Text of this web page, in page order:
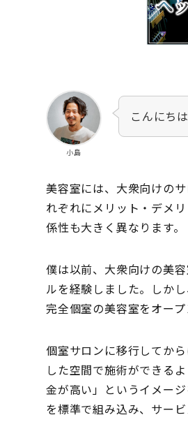
小島
こんにち
美容室には、大衆向けの
れぞれにメリット・デメ
係性も大きく異なります。
僕は以前、大衆向けの美
ルを経験しました。しか
完全個室の美容室をオープ
個室サロンに移行してか
した空間で施術ができる
金が高い」というイメー
を標準で組み込み、サー